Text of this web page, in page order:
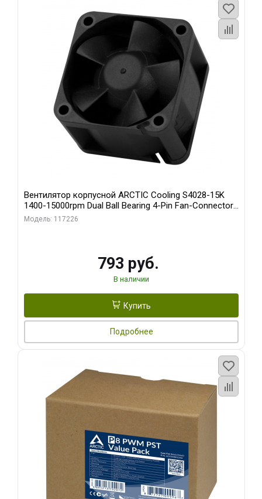
Вентилятор корпусной ARCTIC Cooling S4028-15K
1400-15000rpm Dual Ball Bearing 4-Pin Fan-Connector
(ACFAN00264A)
Модель: 117226
793 руб.
В наличии
Купить
Подробнее